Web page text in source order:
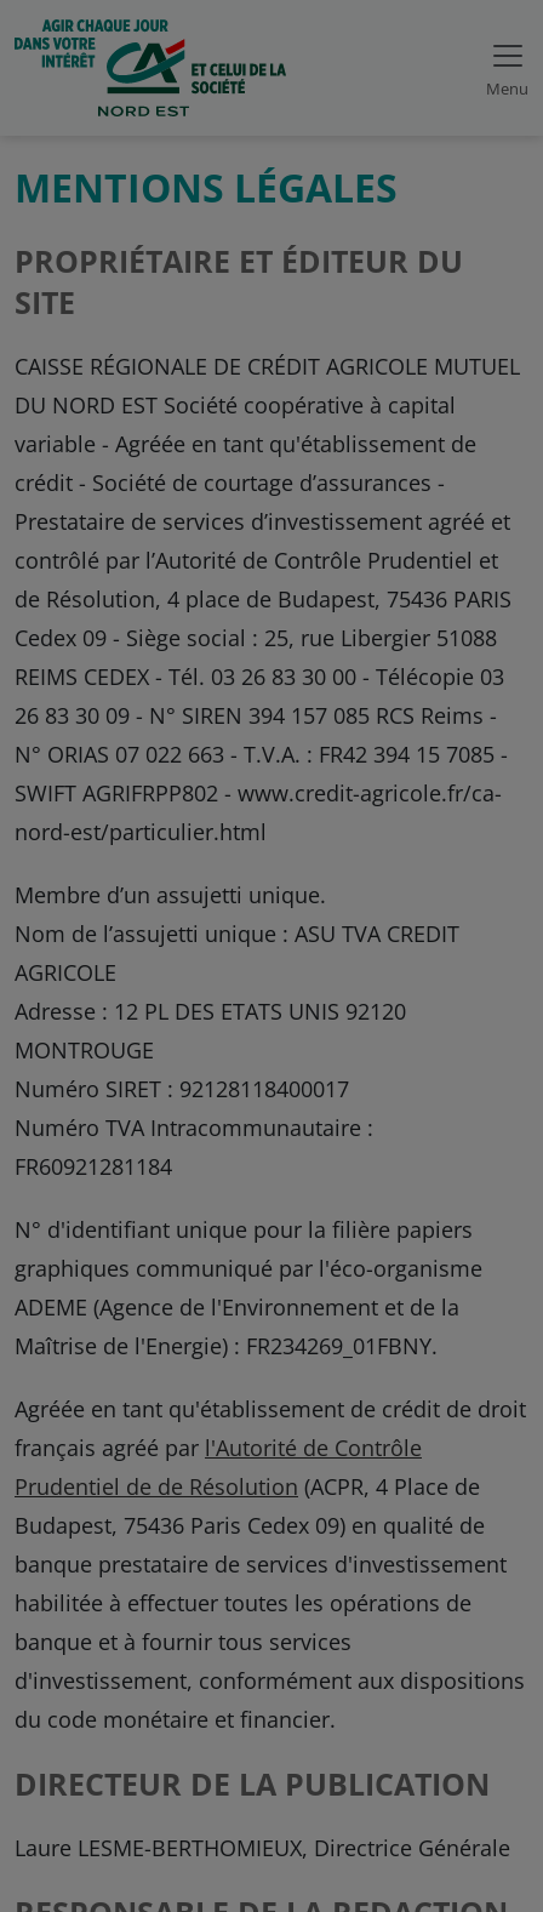
Menu
MENTIONS LÉGALES
PROPRIÉTAIRE ET ÉDITEUR DU
SITE
CAISSE RÉGIONALE DE CRÉDIT AGRICOLE MUTUEL
DU NORD EST Société coopérative à capital
variable - Agréée en tant qu'établissement de
crédit - Société de courtage d’assurances -
Prestataire de services d’investissement agréé et
contrôlé par l’Autorité de Contrôle Prudentiel et
de Résolution, 4 place de Budapest, 75436 PARIS
Cedex 09 - Siège social : 25, rue Libergier 51088
REIMS CEDEX - Tél. 03 26 83 30 00 - Télécopie 03
26 83 30 09 - N° SIREN 394 157 085 RCS Reims -
N° ORIAS 07 022 663 - T.V.A. : FR42 394 15 7085 -
SWIFT AGRIFRPP802 - www.credit-agricole.fr/ca-
nord-est/particulier.html
Membre d’un assujetti unique.
Nom de l’assujetti unique : ASU TVA CREDIT
AGRICOLE
Adresse : 12 PL DES ETATS UNIS 92120
MONTROUGE
Numéro SIRET : 92128118400017
Numéro TVA Intracommunautaire :
FR60921281184
N° d'identifiant unique pour la filière papiers
graphiques communiqué par l'éco-organisme
ADEME (Agence de l'Environnement et de la
Maîtrise de l'Energie) : FR234269_01FBNY.
Agréée en tant qu'établissement de crédit de droit
français agréé par l'Autorité de Contrôle
Prudentiel de de Résolution (ACPR, 4 Place de
Budapest, 75436 Paris Cedex 09) en qualité de
banque prestataire de services d'investissement
habilitée à effectuer toutes les opérations de
banque et à fournir tous services
d'investissement, conformément aux dispositions
du code monétaire et financier.
DIRECTEUR DE LA PUBLICATION
Laure LESME-BERTHOMIEUX, Directrice Générale